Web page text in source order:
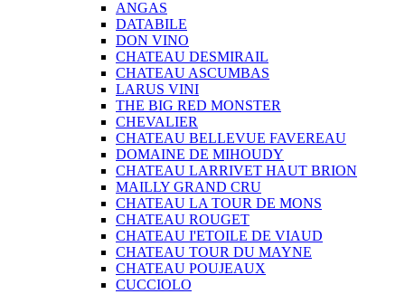
ANGAS
DATABILE
DON VINO
CHATEAU DESMIRAIL
CHATEAU ASCUMBAS
LARUS VINI
THE BIG RED MONSTER
CHEVALIER
CHATEAU BELLEVUE FAVEREAU
DOMAINE DE MIHOUDY
CHATEAU LARRIVET HAUT BRION
MAILLY GRAND CRU
CHATEAU LA TOUR DE MONS
CHATEAU ROUGET
CHATEAU I'ETOILE DE VIAUD
CHATEAU TOUR DU MAYNE
CHATEAU POUJEAUX
CUCCIOLO